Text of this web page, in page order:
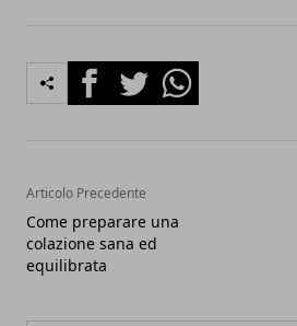
FacebookTwitterWhatsapp
Articolo Precedente
Come preparare una
colazione sana ed
equilibrata